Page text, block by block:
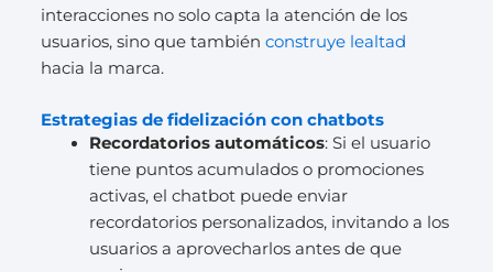
interacciones no solo capta la atención de los
usuarios, sino que también construye lealtad
hacia la marca.
Estrategias de fidelización con chatbots
Recordatorios automáticos: Si el usuario
tiene puntos acumulados o promociones
activas, el chatbot puede enviar
recordatorios personalizados, invitando a los
usuarios a aprovecharlos antes de que